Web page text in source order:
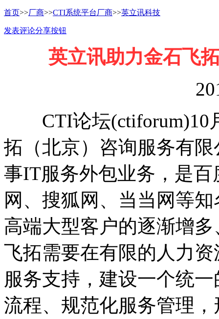
首页>>厂商>>CTI系统平台厂商>>英立讯科技
发表评论分享按钮
英立讯助力金石飞
CTI论坛(ctiforum)10
拓（北京）咨询服务有
事IT服务外包业务，是
网、搜狐网、当当网等
高端大型客户的逐渐增
飞拓需要在有限的人力
服务支持，建设一个统
流程、规范化服务管理